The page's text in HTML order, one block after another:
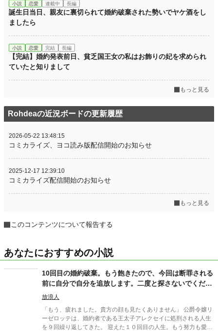
小説 恋愛 連載中 長編
誕生日当日、親友に裏切られて婚約破棄された勢いでヤケ酒をし
ましたら
小説 恋愛 完結 長編
【完結】婚約発表前日、貧乏国王女の私はお飾りの妃を求められ
ていたと知りまして
もっと見る
Rohdeaの近況ボードの更新履歴
2026-05-22 13:48:15
コミカライズ、ヨコ読み版配信開始のお知らせ
2025-12-17 12:39:10
コミカライズ配信開始のお知らせ
もっと見る
このコンテンツについて報告する
あなたにおすすめの小説
10回目の婚約破棄。もう飽きたので、今回は断罪される
前に自分で自分を追放します。二度と探さないでくださ
い（フリではありません）
放浪人
「もう、疲れました。貴方の顔も見たくありません」 公爵令嬢リ
ーゼロッテは、婚約者である王太子アレクセイに処刑される人生
を９回繰り返してきた。 迎えた１０回目の人生。もう努力も愛想